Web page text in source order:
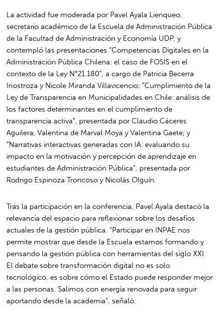
La actividad fue moderada por Pavel Ayala Lienqueo
secretario académico de la Escuela de Administración Pública
de la Facultad de Administración y Economía UDP, y
contempló las presentaciones “Competencias Digitales en la
Administración Pública Chilena: el caso de FOSIS en el
contexto de la Ley N°21.180”, a cargo de Patricia Becerra
Inostroza y Nicole Miranda Villavicencio; “Cumplimiento de la
Ley de Transparencia en Municipalidades en Chile: análisis de
los factores determinantes en el cumplimiento de
transparencia activa”, presentada porClaudio Cáceres
Aguilera ,Valentina de Marval Moya yValentina Gaete; y
“Narrativas interactivas generadas con IA: evaluando su
impacto en la motivación y percepción de aprendizaje en
estudiantes de Administración Pública”, presentada por
Rodrigo Espinoza Troncoso y Nicolás Olguín
Tras la participación en la conferencia, Pavel Ayala destacó la
relevancia del espacio para reflexionar sobre los desafíos
actuales de la gestión pública. “Participar en INPAE nos
permite mostrar que desde la Escuela estamos formando y
pensando la gestión pública con herramientas del siglo XXI.
El debate sobre transformación digital no es solo
tecnológico, es sobre cómo el Estado puede responder mejor
a las personas. Salimos con energía renovada para seguir
aportando desde la academia”, señaló.